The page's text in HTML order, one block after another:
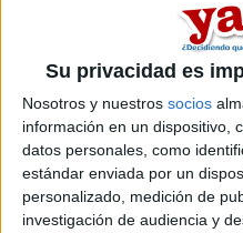
Su privacidad es
Nosotros y nuestros socios
información en un dispositivo,
datos personales, como
estándar enviada por un
personalizado, medición de
investigación de audiencia y
¿Qué quieres preguntar?